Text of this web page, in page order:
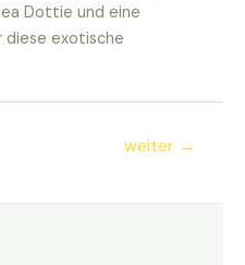
Dottie und eine
diese exotische
weiter →